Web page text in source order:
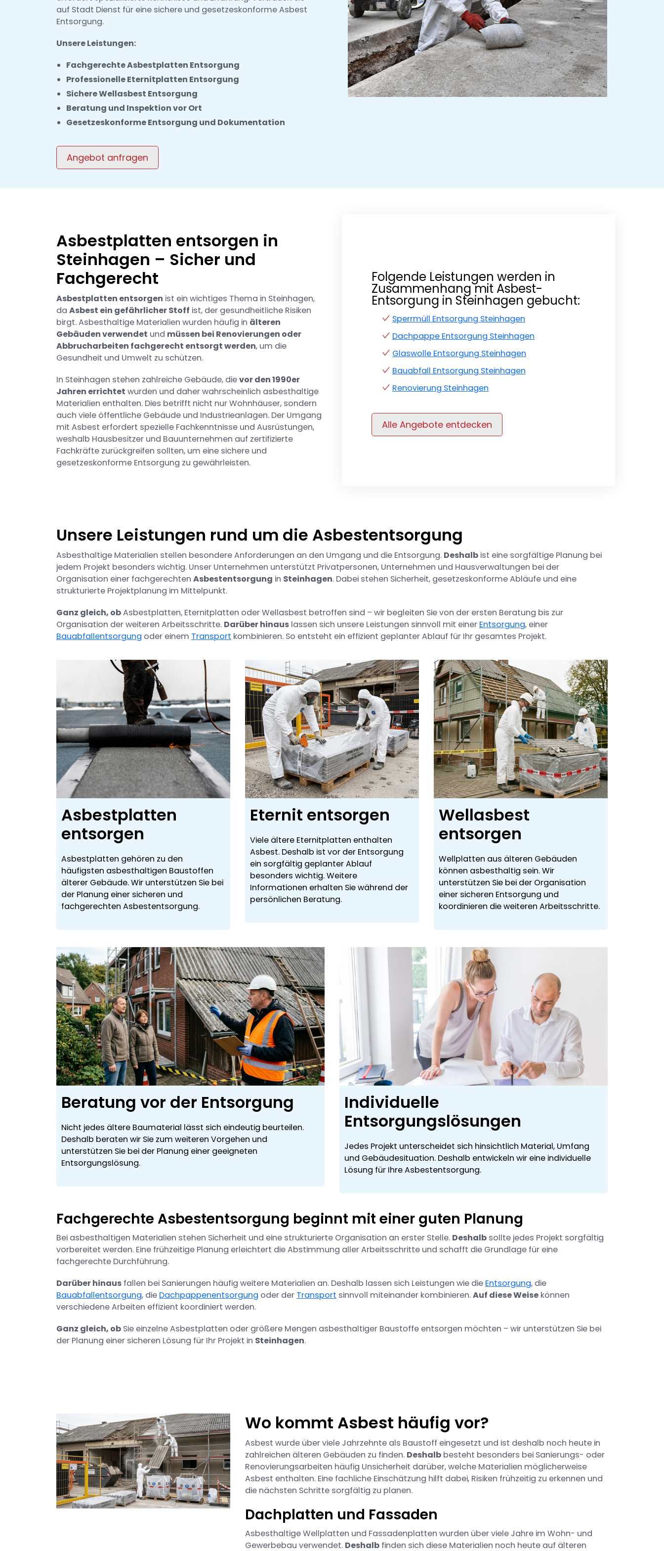
auf Stadt Dienst für eine sichere und gesetzeskonforme Asbest
Entsorgung.
Unsere Leistungen:
Fachgerechte Asbestplatten Entsorgung
Professionelle Eternitplatten Entsorgung
Sichere Wellasbest Entsorgung
Beratung und Inspektion vor Ort
Gesetzeskonforme Entsorgung und Dokumentation
Angebot anfragen
Asbestplatten entsorgen in
Steinhagen – Sicher und
Fachgerecht
Asbestplatten entsorgen ist ein wichtiges Thema in Steinhagen,
da Asbest ein gefährlicher Stoff ist, der gesundheitliche Risiken
birgt. Asbesthaltige Materialien wurden häufig in älteren
Gebäuden verwendet und müssen bei Renovierungen oder
Abbrucharbeiten fachgerecht entsorgt werden, um die
Gesundheit und Umwelt zu schützen.
In Steinhagen stehen zahlreiche Gebäude, dievor den 1990er
Jahren errichtet wurden und daher wahrscheinlich asbesthaltige
Materialien enthalten. Dies betrifft nicht nur Wohnhäuser, sondern
auch viele öffentliche Gebäude und Industrieanlagen. Der Umgang
mit Asbest erfordert spezielle Fachkenntnisse und Ausrüstungen,
weshalb Hausbesitzer und Bauunternehmen auf zertifizierte
Fachkräfte zurückgreifen sollten, um eine sichere und
gesetzeskonforme Entsorgung zu gewährleisten.
Folgende Leistungen werden in
Zusammenhang mit Asbest-
Entsorgung in Steinhagen gebucht:
Sperrmüll Entsorgung Steinhagen
Dachpappe Entsorgung Steinhagen
Glaswolle Entsorgung Steinhagen
Bauabfall Entsorgung Steinhagen
Renovierung Steinhagen
Alle Angebote entdecken
Unsere Leistungen rund um die Asbestentsorgung
Asbesthaltige Materialien stellen besondere Anforderungen an den Umgang und die Entsorgung. Deshalb ist eine sorgfältige Planung bei
jedem Projekt besonders wichtig. Unser Unternehmen unterstützt Privatpersonen, Unternehmen und Hausverwaltungen bei der
Organisation einer fachgerechten Asbestentsorgung in Steinhagen. Dabei stehen Sicherheit, gesetzeskonforme Abläufe und eine
strukturierte Projektplanung im Mittelpunkt.
Ganz gleich, obAsbestplatten, Eternitplatten oder Wellasbest betroffen sind – wir begleiten Sie von der ersten Beratung bis zur
Organisation der weiteren Arbeitsschritte. Darüber hinaus lassen sich unsere Leistungen sinnvoll mit einer Entsorgung, einer
Bauabfallentsorgung oder einem Transport kombinieren. So entsteht ein effizient geplanter Ablauf für Ihr gesamtes Projekt.
Asbestplatten
entsorgen
Asbestplatten gehören zu den
häufigsten asbesthaltigen Baustoffen
älterer Gebäude. Wir unterstützen Sie bei
der Planung einer sicheren und
fachgerechten Asbestentsorgung.
Eternit entsorgen
Viele ältere Eternitplatten enthalten
Asbest. Deshalb ist vor der Entsorgung
ein sorgfältig geplanter Ablauf
besonders wichtig. Weitere
Informationen erhalten Sie während der
persönlichen Beratung.
Wellasbest
entsorgen
Wellplatten aus älteren Gebäuden
können asbesthaltig sein. Wir
unterstützen Sie bei der Organisation
einer sicheren Entsorgung und
koordinieren die weiteren Arbeitsschritte.
Beratung vor der Entsorgung
Nicht jedes ältere Baumaterial lässt sich eindeutig beurteilen.
Deshalb beraten wir Sie zum weiteren Vorgehen und
unterstützen Sie bei der Planung einer geeigneten
Entsorgungslösung.
Individuelle
Entsorgungslösungen
Jedes Projekt unterscheidet sich hinsichtlich Material, Umfang
und Gebäudesituation. Deshalb entwickeln wir eine individuelle
Lösung für Ihre Asbestentsorgung.
Fachgerechte Asbestentsorgung beginnt mit einer guten Planung
Bei asbesthaltigen Materialien stehen Sicherheit und eine strukturierte Organisation an erster Stelle. Deshalb sollte jedes Projekt sorgfältig
vorbereitet werden. Eine frühzeitige Planung erleichtert die Abstimmung aller Arbeitsschritte und schafft die Grundlage für eine
fachgerechte Durchführung.
Darüber hinaus fallen bei Sanierungen häufig weitere Materialien an. Deshalb lassen sich Leistungen wie die Entsorgung, die
Bauabfallentsorgung, die Dachpappenentsorgung oder der Transport sinnvoll miteinander kombinieren.Auf diese Weise können
verschiedene Arbeiten effizient koordiniert werden.
Ganz gleich, ob Sie einzelne Asbestplatten oder größere Mengen asbesthaltiger Baustoffe entsorgen möchten – wir unterstützen Sie bei
der Planung einer sicheren Lösung für Ihr Projekt in Steinhagen.
Wo kommt Asbest häufig vor?
Asbest wurde über viele Jahrzehnte als Baustoff eingesetzt und ist deshalb noch heute in
zahlreichen älteren Gebäuden zu finden. Deshalb besteht besonders bei Sanierungs- oder
Renovierungsarbeiten häufig Unsicherheit darüber, welche Materialien möglicherweise
Asbest enthalten. Eine fachliche Einschätzung hilft dabei, Risiken frühzeitig zu erkennen und
die nächsten Schritte sorgfältig zu planen.
Dachplatten und Fassaden
Asbesthaltige Wellplatten und Fassadenplatten wurden über viele Jahre im Wohn- und
Gewerbebau verwendet. Deshalb finden sich diese Materialien noch heute auf älteren